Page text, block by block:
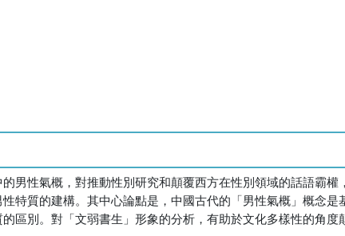
男性氣概，對推動性別研究和顛覆西方在性別領域的話語霸
特質的建構。其中心論點是，中國古代的「男性氣概」概念
別。對「文弱書生」形象的分析，有助於文化多樣性的角度